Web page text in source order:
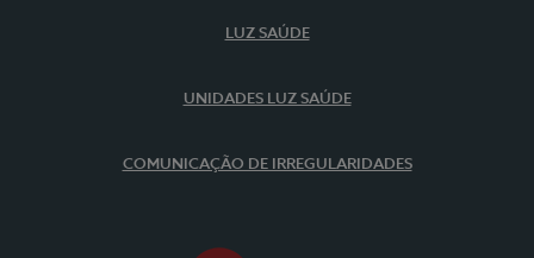
LUZ SAÚDE
UNIDADES LUZ SAÚDE
COMUNICAÇÃO DE IRREGULARIDADES